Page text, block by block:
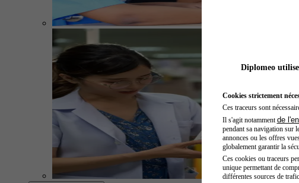
Diplomeo utilise
Cookies strictement
Ces traceurs sont
Il s'agit notamment de
pendant sa navigation sur
annonces ou les offres
globalement garantir la
Ces cookies ou traceurs
unique permettant de
différentes sources de trafic.